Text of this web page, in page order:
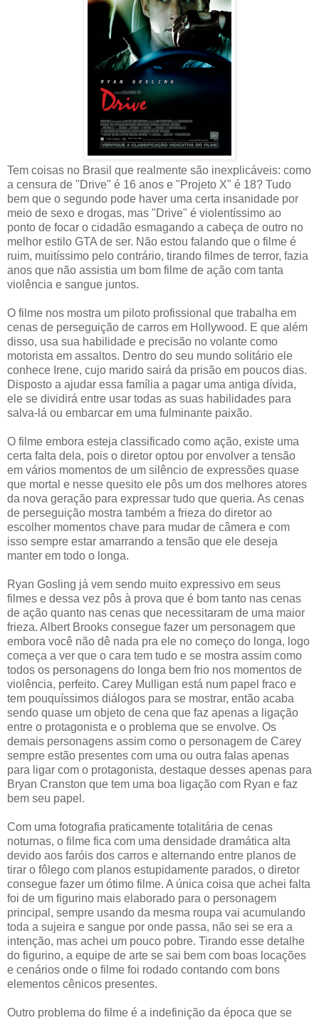
Tem coisas no Brasil que realmente são inexplicáveis: como
a censura de "Drive" é 16 anos e "Projeto X" é 18? Tudo
bem que o segundo pode haver uma certa insanidade por
meio de sexo e drogas, mas "Drive" é violentíssimo ao
ponto de focar o cidadão esmagando a cabeça de outro no
melhor estilo GTA de ser. Não estou falando que o filme é
ruim, muitíssimo pelo contrário, tirando filmes de terror, fazia
anos que não assistia um bom filme de ação com tanta
violência e sangue juntos.
O filme nos mostra um piloto profissional que trabalha em
cenas de perseguição de carros em Hollywood. E que além
disso, usa sua habilidade e precisão no volante como
motorista em assaltos. Dentro do seu mundo solitário ele
conhece Irene, cujo marido sairá da prisão em poucos dias.
Disposto a ajudar essa família a pagar uma antiga dívida,
ele se dividirá entre usar todas as suas habilidades para
salva-lá ou embarcar em uma fulminante paixão.
O filme embora esteja classificado como ação, existe uma
certa falta dela, pois o diretor optou por envolver a tensão
em vários momentos de um silêncio de expressões quase
que mortal e nesse quesito ele pôs um dos melhores atores
da nova geração para expressar tudo que queria. As cenas
de perseguição mostra também a frieza do diretor ao
escolher momentos chave para mudar de câmera e com
isso sempre estar amarrando a tensão que ele deseja
manter em todo o longa.
Ryan Gosling já vem sendo muito expressivo em seus
filmes e dessa vez pôs à prova que é bom tanto nas cenas
de ação quanto nas cenas que necessitaram de uma maior
frieza. Albert Brooks consegue fazer um personagem que
embora você não dê nada pra ele no começo do longa, logo
começa a ver que o cara tem tudo e se mostra assim como
todos os personagens do longa bem frio nos momentos de
violência, perfeito. Carey Mulligan está num papel fraco e
tem pouquíssimos diálogos para se mostrar, então acaba
sendo quase um objeto de cena que faz apenas a ligação
entre o protagonista e o problema que se envolve. Os
demais personagens assim como o personagem de Carey
sempre estão presentes com uma ou outra falas apenas
para ligar com o protagonista, destaque desses apenas para
Bryan Cranston que tem uma boa ligação com Ryan e faz
bem seu papel.
Com uma fotografia praticamente totalitária de cenas
noturnas, o filme fica com uma densidade dramática alta
devido aos faróis dos carros e alternando entre planos de
tirar o fôlego com planos estupidamente parados, o diretor
consegue fazer um ótimo filme. A única coisa que achei falta
foi de um figurino mais elaborado para o personagem
principal, sempre usando da mesma roupa vai acumulando
toda a sujeira e sangue por onde passa, não sei se era a
intenção, mas achei um pouco pobre. Tirando esse detalhe
do figurino, a equipe de arte se sai bem com boas locações
e cenários onde o filme foi rodado contando com bons
elementos cênicos presentes.
Outro problema do filme é a indefinição da época que se